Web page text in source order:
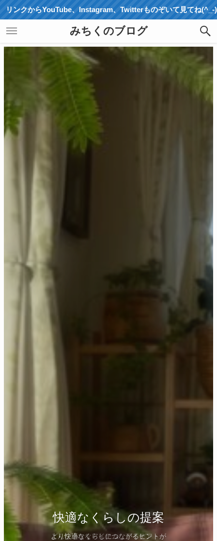
、Instagram、Twitterものぞいて見てね(^_-)-☆
みちくのブログ
快適なくらしの提案
１個ずつ積み重ねて
より快適なくらしになりますように(^_-)-☆
快適なくらしの提案
どんな小さなアイテム、アイデア・・
快適なくらしの提案
より快適なくらしにつながるヒントが